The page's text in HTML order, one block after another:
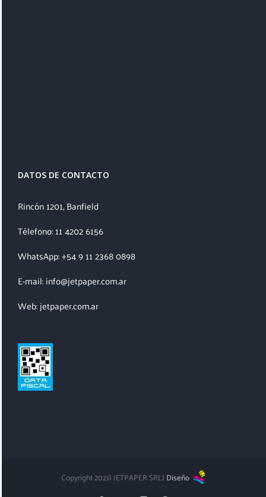
DATOS DE CONTACTO
Rincón 1201, Banfield
Télefono: 11 4202 6156
WhatsApp: +54 9 11 2368 0898
E-mail: info@jetpaper.com.ar
Web: jetpaper.com.ar
Copyright 2021| JETPAPER SRL| Diseño